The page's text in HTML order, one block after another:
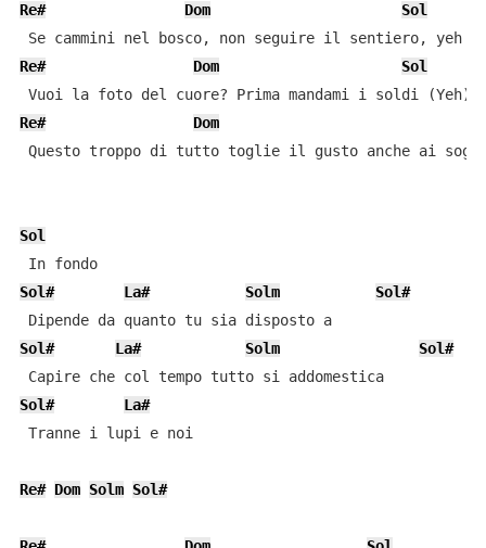
Re#
Dom
Sol
Se cammini nel bosco, non seguire il sentiero, yeh
Re#
Dom
Sol
Re#
Dom
Questo troppo di tutto toglie il gusto anche ai
Sol
In fondo
Sol#
La# Solm
Sol#
Dipende da quanto tu sia disposto a
Sol#
La# Solm
Sol#
Capire che col tempo tutto si addomestica
Sol#
La#
Tranne i lupi e noi
Re# Dom Solm Sol#